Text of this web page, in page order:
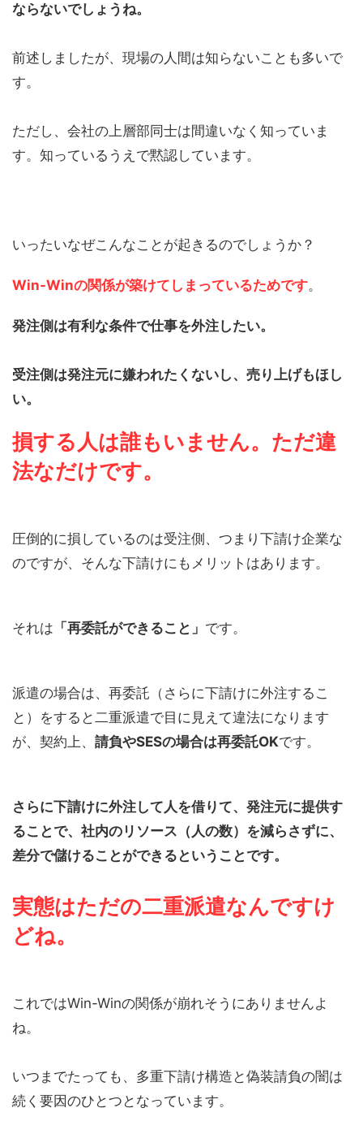
ならないでしょうね。
前述しましたが、現場の人間は知らないことも多いで
す。
ただし、 会社の上層部同士は間違いなく知っていま
す。知っているうえで黙認しています。
いったいなぜこんなことが起きるのでしょうか？
Win-Winの関係が築けてしまっているためです。
発注側は有利な条件で仕事を外注したい。
受注側は発注元に嫌われたくないし、売り上げもほし
い。
損する人は誰もいません。 ただ違
法なだけです。
圧倒的に損しているのは受注側、つまり下請け企業な
のですが、そんな下請けにもメリットはあります。
それは 「再委託ができること」 です。
派遣の場合は、再委託（さらに下請けに外注するこ
と）をすると二重派遣で目に見えて違法になります
が、契約上、 請負やSESの場合は再委託OKです。
さらに下請けに外注して人を借りて、発注元に提供す
ることで、社内のリソース（人の数）を減らさずに、
差分で儲けることができるということです。
実態はただの二重派遣なんですけ
どね。
これではWin-Winの関係が崩れそうにありませんよ
ね。
いつまでたっても、多重下請け構造と偽装請負の闇は
続く要因のひとつとなっています。